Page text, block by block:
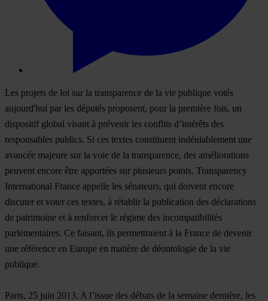
Les projets de loi sur la transparence de la vie publique votés
aujourd'hui par les députés proposent, pour la première fois, un
dispositif global visant à prévenir les conflits d’intérêts des
responsables publics. Si ces textes constituent indéniablement une
avancée majeure sur la voie de la transparence, des améliorations
peuvent encore être apportées sur plusieurs points. Transparency
International France appelle les sénateurs, qui doivent encore
discuter et voter ces textes, à rétablir la publication des déclarations
de patrimoine et à renforcer le régime des incompatibilités
parlementaires. Ce faisant, ils permettraient à la France de devenir
une référence en Europe en matière de déontologie de la vie
publique.
Paris, 25 juin 2013. A l’issue des débats de la semaine dernière, les